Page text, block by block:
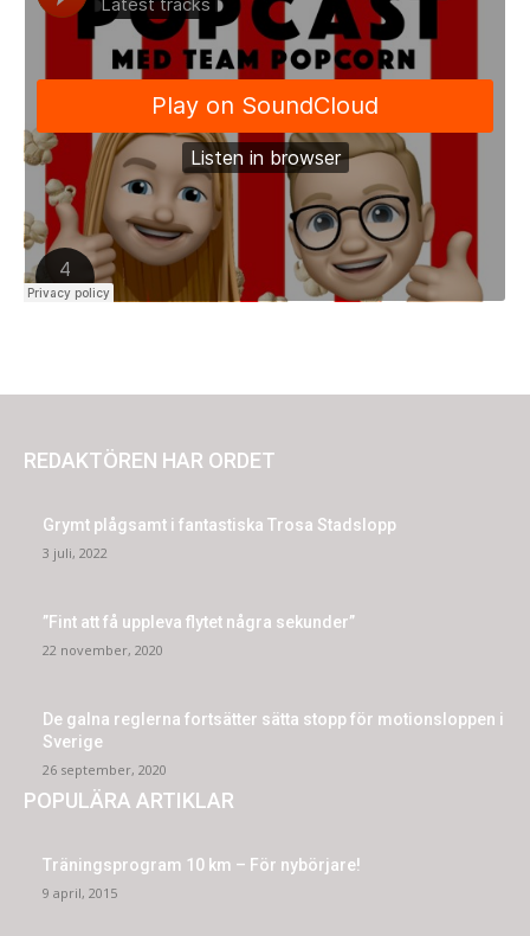
REDAKTÖREN HAR ORDET
Grymt plågsamt i fantastiska Trosa Stadslopp
3 juli, 2022
”Fint att få uppleva flytet några sekunder”
22 november, 2020
De galna reglerna fortsätter sätta stopp för motionsloppen i
Sverige
26 september, 2020
POPULÄRA ARTIKLAR
Träningsprogram 10 km – För nybörjare!
9 april, 2015